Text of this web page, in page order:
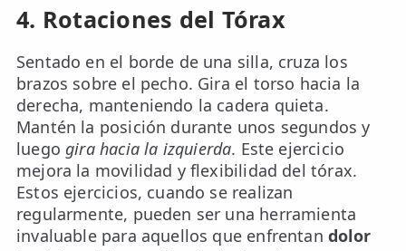
4. Rotaciones del Tórax
Sentado en el borde de una silla, cruza los
brazos sobre el pecho. Gira el torso hacia la
derecha, manteniendo la cadera quieta.
Mantén la posición durante unos segundos y
luego gira hacia la izquierda. Este ejercicio
mejora la movilidad y flexibilidad del tórax.
Estos ejercicios, cuando se realizan
regularmente, pueden ser una herramienta
invaluable para aquellos que enfrentandolor